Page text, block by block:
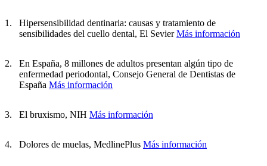
Hipersensibilidad dentinaria: causas y tratamiento de
sensibilidades del cuello dental, El Sevier Más información
En España, 8 millones de adultos presentan algún tipo de
enfermedad periodontal, Consejo General de Dentistas de
España Más información
El bruxismo, NIH Más información
Dolores de muelas, MedlinePlus Más información